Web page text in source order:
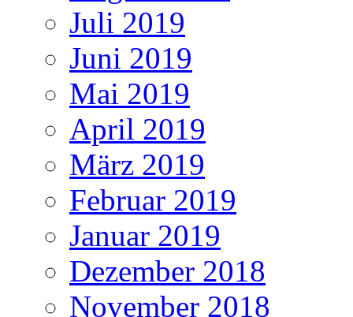
Juli 2019
Juni 2019
Mai 2019
April 2019
März 2019
Februar 2019
Januar 2019
Dezember 2018
November 2018